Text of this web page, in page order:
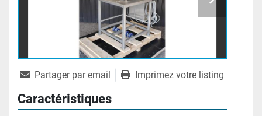
Partager par email Imprimez votre listing
Caractéristiques